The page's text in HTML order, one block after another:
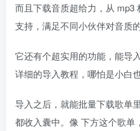
而且下载音质超给力，从 mp3
支持，满足不同小伙伴对音质的
它还有个超实用的功能，能导
详细的导入教程，哪怕是小白
导入之后，就能批量下载歌单
都收入囊中。像 下方这个歌单